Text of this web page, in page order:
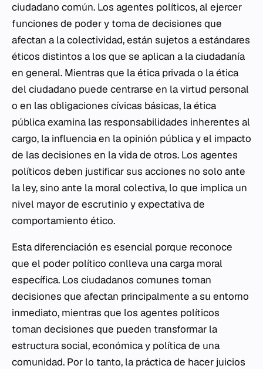
ciudadano común. Los agentes políticos, al ejercer
funciones de poder y toma de decisiones que
afectan a la colectividad, están sujetos a estándares
éticos distintos a los que se aplican a la ciudadanía
en general. Mientras que la ética privada o la ética
del ciudadano puede centrarse en la virtud personal
o en las obligaciones cívicas básicas, la ética
pública examina las responsabilidades inherentes al
cargo, la influencia en la opinión pública y el impacto
de las decisiones en la vida de otros. Los agentes
políticos deben justificar sus acciones no solo ante
la ley, sino ante la moral colectiva, lo que implica un
nivel mayor de escrutinio y expectativa de
comportamiento ético.
Esta diferenciación es esencial porque reconoce
que el poder político conlleva una carga moral
específica. Los ciudadanos comunes toman
decisiones que afectan principalmente a su entorno
inmediato, mientras que los agentes políticos
toman decisiones que pueden transformar la
estructura social, económica y política de una
comunidad. Por lo tanto, la práctica de hacer juicios